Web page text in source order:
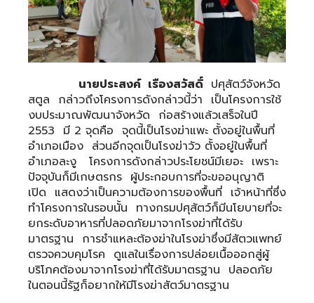
นายประสงค์ เรืองสวัสดิ์ ปศุสัตว์จังหวัด
สตูล กล่าวถึงโครงการดังกล่าวนี้ว่า เป็นโครงการใช้
งบประมาณพัฒนาจังหวัด ก่อสร้างแล้วเสร็จในปี
2553 มี 2 จุดคือ จุดนี้เป็นโรงฆ่าแพะ ตั้งอยู่ในพื้นที่
อำเภอเมือง ส่วนอีกจุดเป็นโรงฆ่าวัว ตั้งอยู่ในพื้นที่
อำเภอละงู โครงการดังกล่าวประโยชน์มีเยอะ เพราะ
ปัจจุบันก็มีเกษตรกร ผู้ประกอบการที่จะขออนุญาติ
เปิด แสดงว่าเป็นความต้องการของพื้นที่ เจ้าหน้าที่ซึ่ง
ทำโครงการในรอบนั้น ทางกรมปศุสัตว์ก็มีนโยบายที่จะ
ยกระดับอาหารที่ปลอดภัยมาจากโรงฆ่าที่ได้รับ
มาตรฐาน การชำแหละต้องฆ่าในโรงฆ่าซึ่งมีสัตวแพทย์
ตรวจควบคุมโรค ดูแลในเรื่องการปล่อยเนื้อออกสู่ผู้
บริโภคต้องมาจากโรงฆ่าที่ได้รับมาตรฐาน ปลอดภัย
ในตอนนี้รัฐก็อยากให้มีโรงฆ่าสัตว์มาตรฐาน